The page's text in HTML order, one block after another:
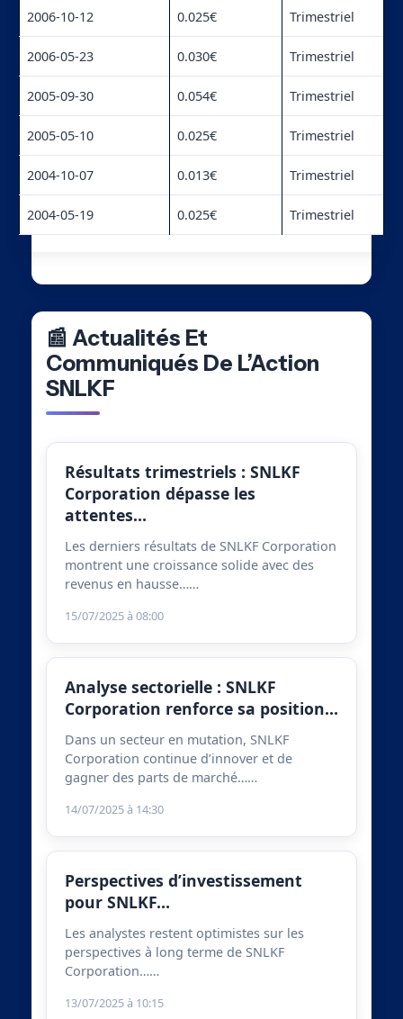
2006-10-12 0.025€ Trimestriel
2006-05-23 0.030€ Trimestriel
2005-09-30 0.054€ Trimestriel
2005-05-10 0.025€ Trimestriel
2004-10-07 0.013€ Trimestriel
2004-05-19 0.025€ Trimestriel
📰 Actualités Et
Communiqués De L’Action
SNLKF
Résultats trimestriels : SNLKF
Corporation dépasse les
attentes…
Les derniers résultats de SNLKF Corporation
montrent une croissance solide avec des
revenus en hausse……
15/07/2025 à 08:00
Analyse sectorielle : SNLKF
Corporation renforce sa position…
Dans un secteur en mutation, SNLKF
Corporation continue d’innover et de
gagner des parts de marché……
14/07/2025 à 14:30
Perspectives d’investissement
pour SNLKF…
Les analystes restent optimistes sur les
perspectives à long terme de SNLKF
Corporation……
13/07/2025 à 10:15